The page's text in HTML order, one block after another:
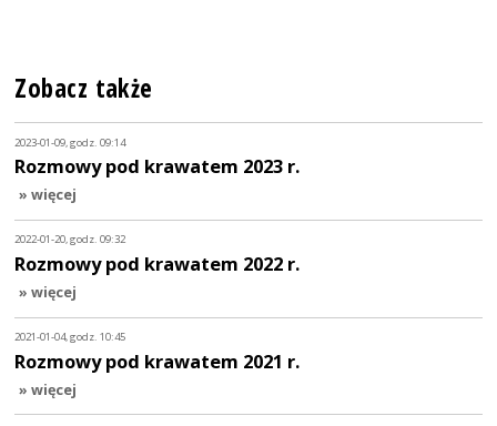
Zobacz także
2023-01-09, godz. 09:14
Rozmowy pod krawatem 2023 r.
» więcej
2022-01-20, godz. 09:32
Rozmowy pod krawatem 2022 r.
» więcej
2021-01-04, godz. 10:45
Rozmowy pod krawatem 2021 r.
» więcej